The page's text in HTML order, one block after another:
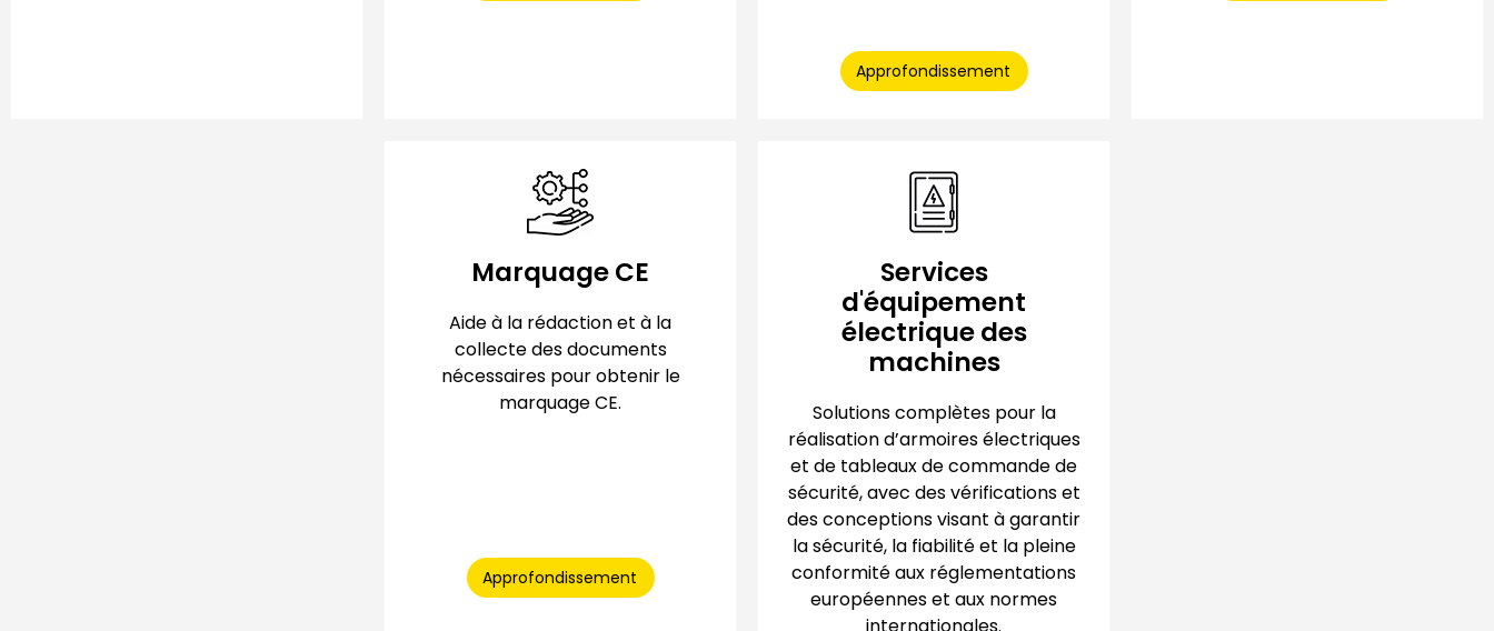
Approfondissement
Marquage CE
Aide à la rédaction et à la
collecte des documents
nécessaires pour obtenir le
marquage CE.
Approfondissement
Services
d'équipement
électrique des
machines
Solutions complètes pour la
réalisation d’armoires électriques
et de tableaux de commande de
sécurité, avec des vérifications et
des conceptions visant à garantir
la sécurité, la fiabilité et la pleine
conformité aux réglementations
européennes et aux normes
internationales.